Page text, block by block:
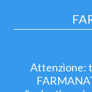
Attenzione: